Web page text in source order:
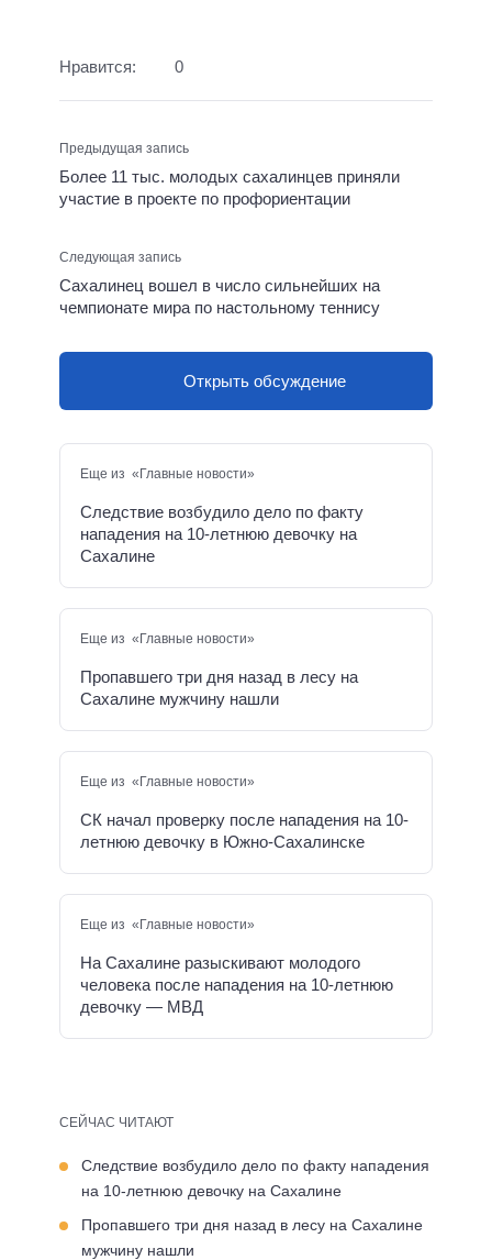
Нравится: 0
Предыдущая запись
Более 11 тыс. молодых сахалинцев приняли
участие в проекте по профориентации
Следующая запись
Сахалинец вошел в число сильнейших на
чемпионате мира по настольному теннису
Открыть обсуждение
Еще из «Главные новости»
Следствие возбудило дело по факту
нападения на 10-летнюю девочку на
Сахалине
Еще из «Главные новости»
Пропавшего три дня назад в лесу на
Сахалине мужчину нашли
Еще из «Главные новости»
СК начал проверку после нападения на 10-
летнюю девочку в Южно-Сахалинске
Еще из «Главные новости»
На Сахалине разыскивают молодого
человека после нападения на 10-летнюю
девочку — МВД
СЕЙЧАС ЧИТАЮТ
Следствие возбудило дело по факту нападения
на 10-летнюю девочку на Сахалине
Пропавшего три дня назад в лесу на Сахалине
мужчину нашли